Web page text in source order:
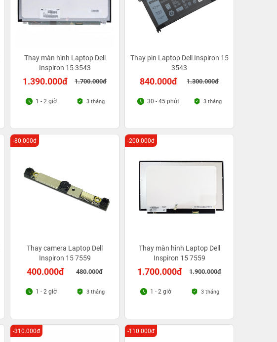
Thay màn hình Laptop Dell
Inspiron 15 3543
1.390.000đ 1.700.000đ
1 - 2 giờ 3 tháng
Thay pin Laptop Dell Inspiron 15
3543
840.000đ 1.300.000đ
30 - 45 phút 3 tháng
Thay camera Laptop Dell
Inspiron 15 7559
400.000đ 480.000đ
-80.000đ
1 - 2 giờ 3 tháng
Thay màn hình Laptop Dell
Inspiron 15 7559
1.700.000đ 1.900.000đ
-200.000đ
1 - 2 giờ 3 tháng
-310.000đ -110.000đ